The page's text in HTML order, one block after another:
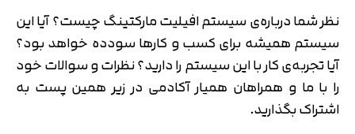
نظر شما درباره‌ی سیستم افیلیت مارکتینگ چیست؟ آیا این
سیستم همیشه برای کسب و کارها سودده خواهد بود؟
آیا تجربه‌ی کار با این سیستم را دارید؟ نظرات و سوالات خود
را با ما و همراهان همیار آکادمی در زیر همین پست به
اشتراک بگذارید.